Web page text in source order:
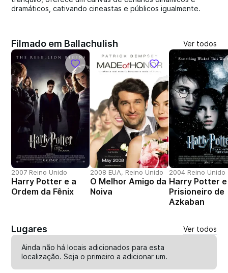
dramáticos, cativando cineastas e públicos igualmente.
Filmado em Ballachulish Ver todos
2007 Reino Unido
Harry Potter e a
Ordem da Fênix
2008 EUA, Reino Unido
O Melhor Amigo da
Noiva
2004 Reino Unido
Harry Potter
Prisioneiro de
Azkaban
Lugares Ver todos
Ainda não há locais adicionados para esta
localização. Seja o primeiro aadicionar um.